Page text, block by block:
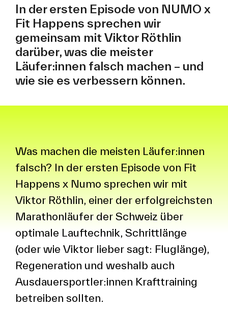
In der ersten Episode von NUMO x
Fit Happens sprechen wir
gemeinsam mit Viktor Röthlin
darüber, was die meister
Läufer:innen falsch machen – und
wie sie es verbessern können.
Was machen die meisten Läufer:innen
falsch? In der ersten Episode von Fit
Happens x Numo sprechen wir mit
Viktor Röthlin, einer der erfolgreichsten
Marathonläufer der Schweiz über
optimale Lauftechnik, Schrittlänge
(oder wie Viktor lieber sagt: Fluglänge),
Regeneration und weshalb auch
Ausdauersportler:innen Krafttraining
betreiben sollten.